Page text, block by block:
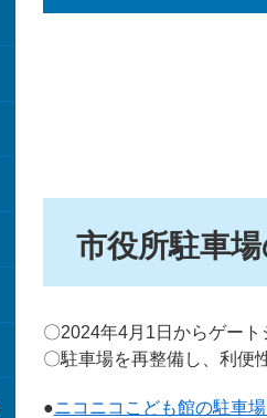
市役所駐車
〇2024年4月1日からゲー
〇駐車場を再整備し、利便
●ニコニコこども館の駐車